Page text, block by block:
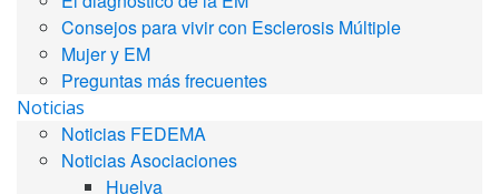
Consejos para vivir con Esclerosis Múltiple
Mujer y EM
Preguntas más frecuentes
Noticias
Noticias FEDEMA
Noticias Asociaciones
Huelva